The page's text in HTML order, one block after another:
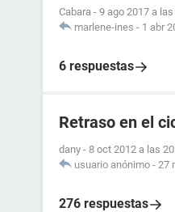
Cabara - 9 ago 2017 a
marlene-ines - 1 abr
6 respuestas
Retraso en el
dany - 8 oct 2012 a las
usuario anónimo - 27
276 respuestas